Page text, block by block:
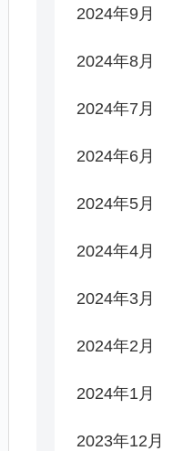
2024年9月
2024年8月
2024年7月
2024年6月
2024年5月
2024年4月
2024年3月
2024年2月
2024年1月
2023年12月